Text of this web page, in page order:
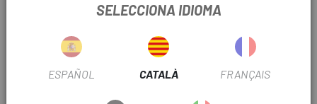
tirant de la bicicleta i és extensible per adaptar-se a
bicicletes amb rodes de diamtro entre 24 i 28 polzades.
SELECCIONA IDIOMA
ESPAÑOL CATALÀ FRANÇAIS